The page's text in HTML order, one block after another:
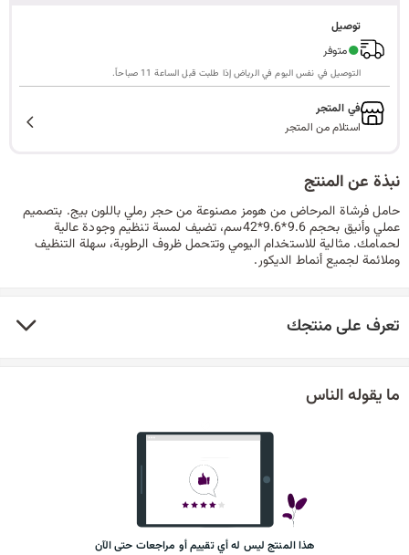
ا توصيل
●متوفر
التوصيل في نفس اليوم في الرياض إذا طلبت قبل الساعة 11 صباحاً.
في المتجر
استلام من المتجر
نبذة عن المنتج
حامل فرشاة المرحاض من هومز مصنوعة من حجر رملي باللون بيج. بتصميم
عملي وأنيق بحجم 9.6*9.6*42سم، تضيف لمسة تنظيم وجودة عالية
لحمامك. مثالية للاستخدام اليومي وتتحمل ظروف الرطوبة، سهلة التنظيف
وملائمة لجميع أنماط الديكور.
تعرف على منتجك
ما يقوله الناس
هذا المنتج ليس له أي تقييم أو مراجعات حتى الآن